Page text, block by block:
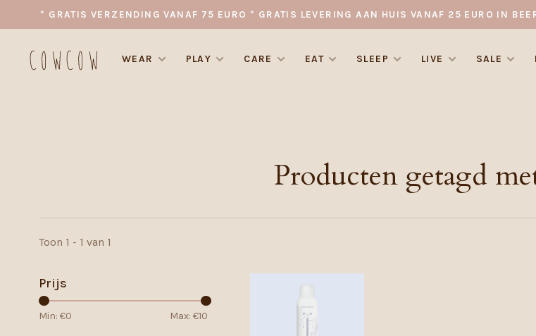
* GRATIS VERZENDING VANAF 75 EURO * GRATIS LEVERING AAN HUIS VANAF 25 EURO IN
WEAR PLAY CARE EAT SLEEP LIVE SALE
Producten getagd
Toon 1 - 1 van 1
Prijs
Min: €0 Max: €10